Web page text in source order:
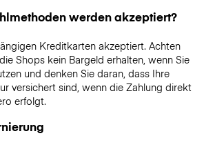
werden akzeptiert?
Kreditkarten akzeptiert. Achten
Shops kein Bargeld erhalten, wenn Sie
und denken Sie daran, dass Ihre
versichert sind, wenn die Zahlung direkt
erfolgt.